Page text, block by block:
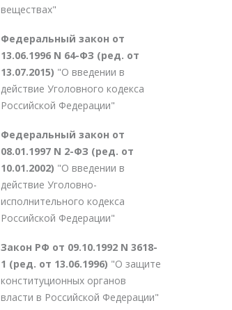
веществах"
Федеральный закон от
13.06.1996 N 64-ФЗ (ред. от
13.07.2015) "О введении в
действие Уголовного кодекса
Российской Федерации"
Федеральный закон от
08.01.1997 N 2-ФЗ (ред. от
10.01.2002) "О введении в
действие Уголовно-
исполнительного кодекса
Российской Федерации"
Закон РФ от 09.10.1992 N 3618-
1 (ред. от 13.06.1996) "О защите
конституционных органов
власти в Российской Федерации"